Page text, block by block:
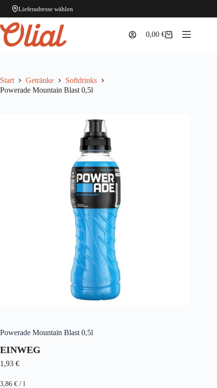
Lieferadresse wählen
Zum
Inhalt
springen
Warenkorb
0,00€
Start Getränke
Softdrinks
Powerade Mountain Blast 0,5l
Powerade Mountain Blast 0,5l
EINWEG
1,93 €
3,86 € / l